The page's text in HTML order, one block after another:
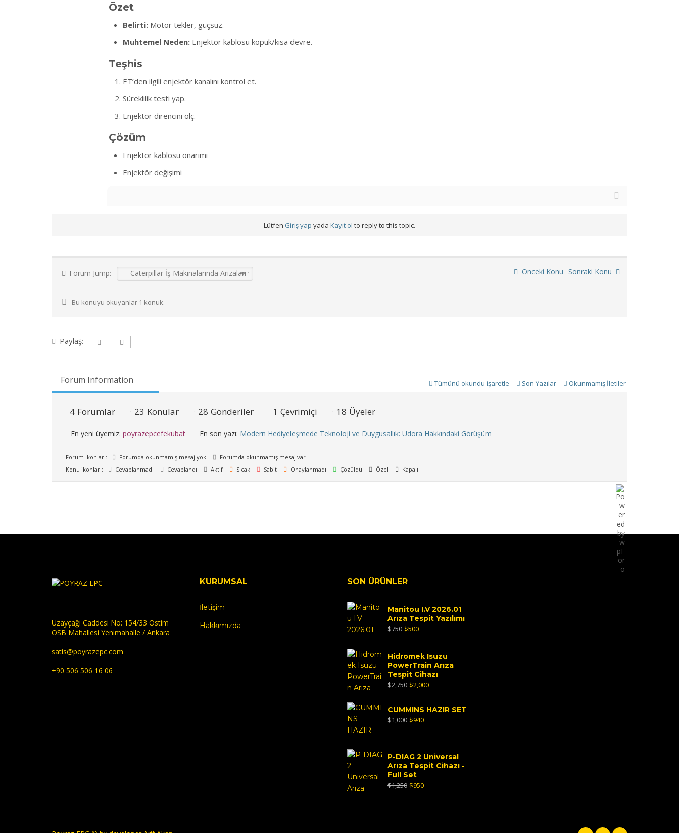
Özet
Belirti: Motor tekler, güçsüz.
Muhtemel Neden: Enjektör kablosu kopuk/kısa devre.
Teşhis
ET’den ilgili enjektör kanalını kontrol et.
Süreklilik testi yap.
Enjektör direncini ölç.
Çözüm
Enjektör kablosu onarımı
Enjektör değişimi
Lütfen Giriş yap yada Kayıt ol to reply to this topic.
Forum Jump: Önceki Konu Sonraki Konu
Bu konuyu okuyanlar 1 konuk.
Paylaş:
Forum Information Tümünü okundu işaretle Son Yazılar Okunmamış İletiler
4 Forumlar 23 Konular 28 Gönderiler 1 Çevrimiçi 18 Üyeler
En yeni üyemiz: poyrazepcefekubat En son yazı: Modern Hediyeleşmede Teknoloji ve Duygusallık: Udora Hakkındaki Görüşüm
Forum İkonları: Forumda okunmamış mesaj yok
Forumda okunmamış mesaj var
Konu ikonları:
Cevaplanmadı Cevaplandı Aktif Sıcak Sabit Onaylanmadı Çözüldü Özel Kapalı
Uzayçağı Caddesi No: 154/33 Ostim
OSB Mahallesi Yenimahalle / Ankara
satis@poyrazepc.com
+90 506 506 16 06
KURUMSAL
İletişim
Hakkımızda
SON ÜRÜNLER
Manitou I.V 2026.01
Arıza Tespit Yazılımı
$750 $500
Hidromek Isuzu
PowerTrain Arıza
Tespit Cihazı
$2,750 $2,000
CUMMINS HAZIR SET
$1,000 $940
P-DIAG 2 Universal
Arıza Tespit Cihazı -
Full Set
$1,250 $950